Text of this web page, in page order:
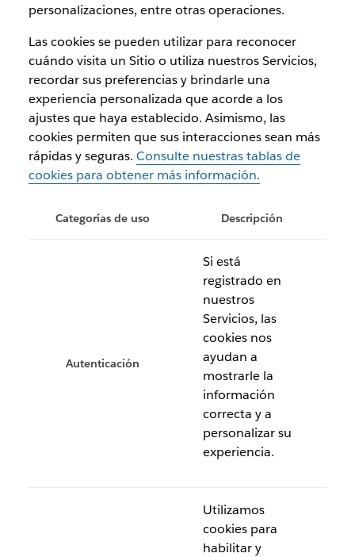
personalizaciones, entre otras operaciones.
Las cookies se pueden utilizar para reconocer
cuándo visita un Sitio o utiliza nuestros Servicios,
recordar sus preferencias y brindarle una
experiencia personalizada que acorde a los
ajustes que haya establecido. Asimismo, las
cookies permiten que sus interacciones sean más
rápidas y seguras. Consulte nuestras tablas de
cookies para obtener más información.
Categorías de uso Descripción
Autenticación
Si está
registrado en
nuestros
Servicios, las
cookies nos
ayudan a
mostrarle la
información
correcta y a
personalizar su
experiencia.
Utilizamos
cookies para
habilitar y